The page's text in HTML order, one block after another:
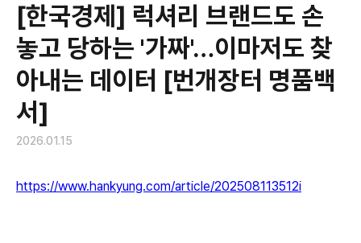
[한국경제] 럭셔리 브랜드도 손
놓고 당하는 '가짜'…이마저도 찾
아내는 데이터 [번개장터 명품백
서]
2026.01.15
https://www.hankyung.com/article/202508113512i